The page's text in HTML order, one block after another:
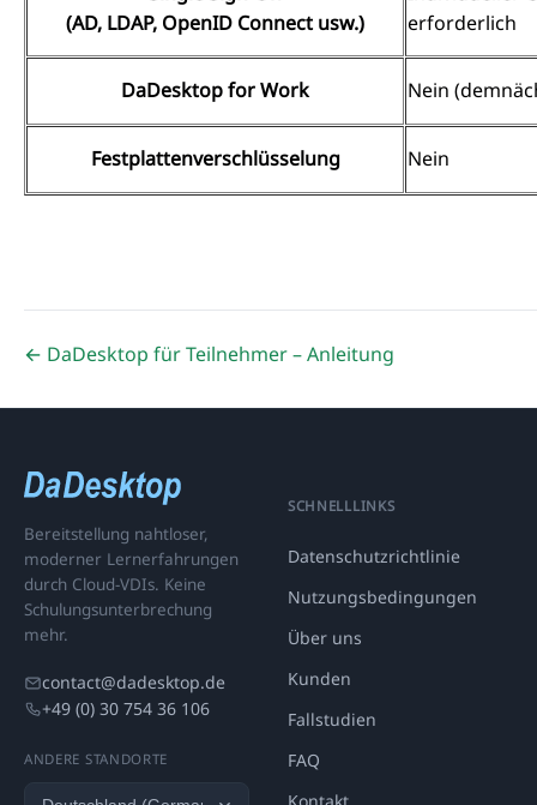
(AD, LDAP, OpenID Connect usw.)
erforderlich
DaDesktop for Work Nein
Festplattenverschlüsselung Nein
← DaDesktop für Teilnehmer – Anleitung
Bereitstellung nahtloser,
moderner Lernerfahrungen
durch Cloud-VDIs. Keine
Schulungsunterbrechung
mehr.
contact@dadesktop.de
+49 (0) 30 754 36 106
ANDERE STANDORTE
SCHNELLLINKS
Datenschutzrichtlinie
Nutzungsbedingungen
Über uns
Kunden
Fallstudien
FAQ
Kontakt